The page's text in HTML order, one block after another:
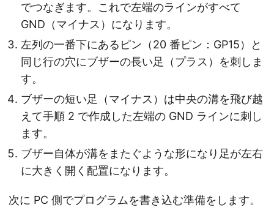
でつなぎます。これで左端のラインがすべて
GND（マイナス）になります。
左列の一番下にあるピン（20 番ピン：GP15）と
同じ行の穴にブザーの長い足（プラス）を刺しま
す。
ブザーの短い足（マイナス）は中央の溝を飛び越
えて手順 2 で作成した左端の GND ラインに刺し
ます。
ブザー自体が溝をまたぐような形になり足が左右
に大きく開く配置になります。
次に PC 側でプログラムを書き込む準備をします。